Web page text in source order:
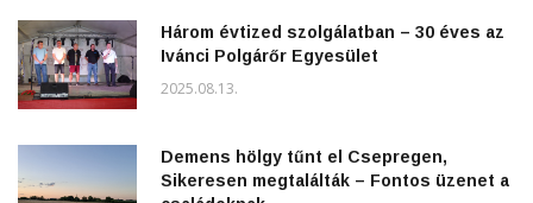
Három évtized szolgálatban – 30 éves az
Ivánci Polgárőr Egyesület
2025.08.13.
Demens hölgy tűnt el Csepregen,
Sikeresen megtalálták – Fontos üzenet a